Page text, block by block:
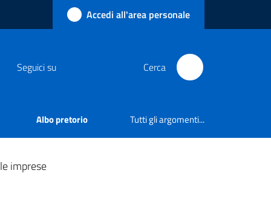
Accedi all'area personale
Seguici su Cerca
Albo pretorio Tutti gli argomenti...
imprese